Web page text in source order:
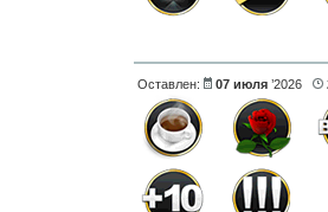
Оставлен: 07 июля’2026